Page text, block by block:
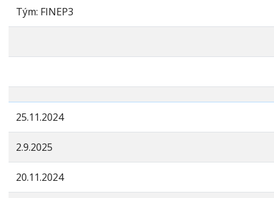
Tým: FINEP3
25.11.2024
2.9.2025
20.11.2024